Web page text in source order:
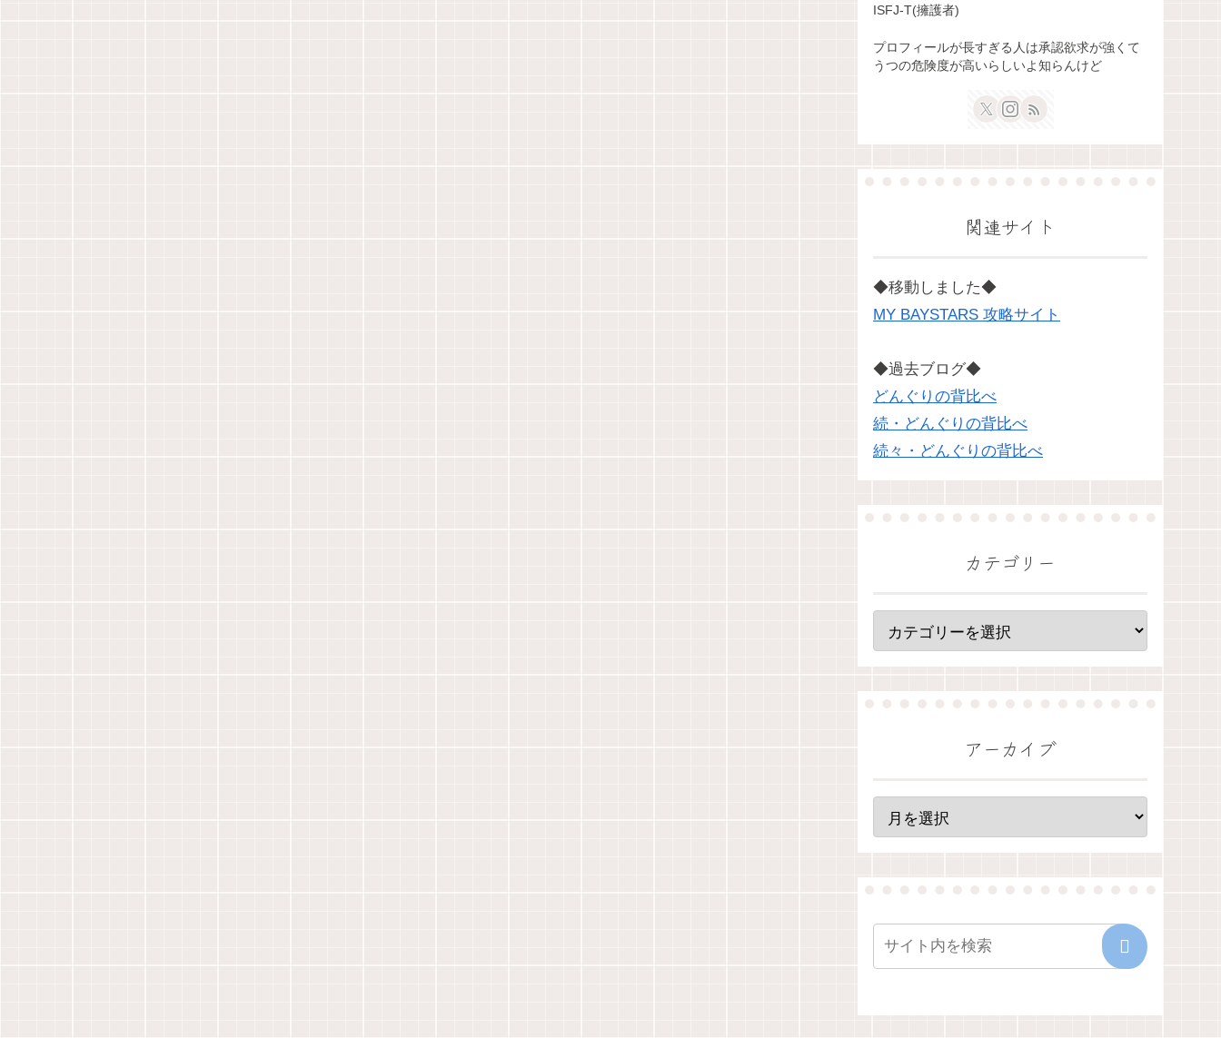
ISFJ-T(擁護者)
プロフィールが長すぎる人は承認欲求が強くて
うつの危険度が高いらしいよ知らんけど
関連サイト
◆移動しました◆
MY BAYSTARS 攻略サイト
◆過去ブログ◆
どんぐりの背比べ
続・どんぐりの背比べ
続々・どんぐりの背比べ
カテゴリー
アーカイブ